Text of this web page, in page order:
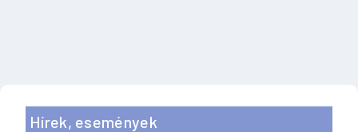
Hírek, események